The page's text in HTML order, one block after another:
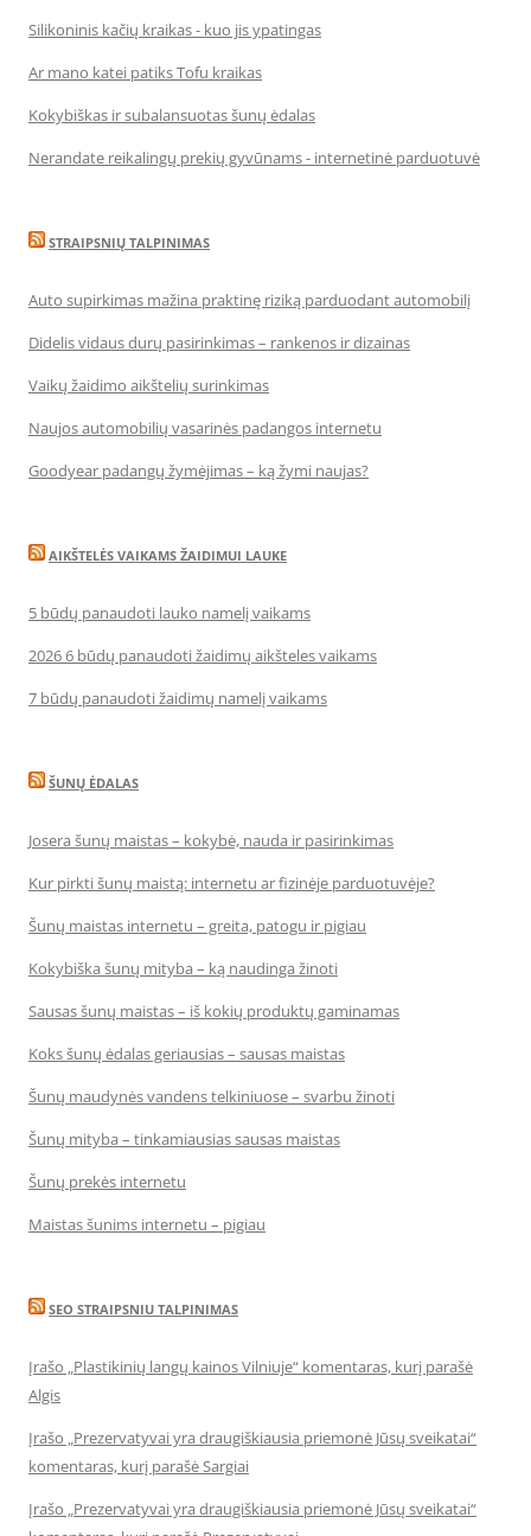
Silikoninis kačių kraikas - kuo jis ypatingas
Ar mano katei patiks Tofu kraikas
Kokybiškas ir subalansuotas šunų ėdalas
Nerandate reikalingų prekių gyvūnams - internetinė parduotuvė
STRAIPSNIŲ TALPINIMAS
Auto supirkimas mažina praktinę riziką parduodant automobilį
Didelis vidaus durų pasirinkimas – rankenos ir dizainas
Vaikų žaidimo aikštelių surinkimas
Naujos automobilių vasarinės padangos internetu
Goodyear padangų žymėjimas – ką žymi naujas?
AIKŠTELĖS VAIKAMS ŽAIDIMUI LAUKE
5 būdų panaudoti lauko namelį vaikams
2026 6 būdų panaudoti žaidimų aikšteles vaikams
7 būdų panaudoti žaidimų namelį vaikams
ŠUNŲ ĖDALAS
Josera šunų maistas – kokybė, nauda ir pasirinkimas
Kur pirkti šunų maistą: internetu ar fizinėje parduotuvėje?
Šunų maistas internetu – greita, patogu ir pigiau
Kokybiška šunų mityba – ką naudinga žinoti
Sausas šunų maistas – iš kokių produktų gaminamas
Koks šunų ėdalas geriausias – sausas maistas
Šunų maudynės vandens telkiniuose – svarbu žinoti
Šunų mityba – tinkamiausias sausas maistas
Šunų prekės internetu
Maistas šunims internetu – pigiau
SEO STRAIPSNIU TALPINIMAS
Įrašo „Plastikinių langų kainos Vilniuje“ komentaras, kurį parašė
Algis
Įrašo „Prezervatyvai yra draugiškiausia priemonė Jūsų sveikatai“
komentaras, kurį parašė Sargiai
Įrašo „Prezervatyvai yra draugiškiausia priemonė Jūsų sveikatai“